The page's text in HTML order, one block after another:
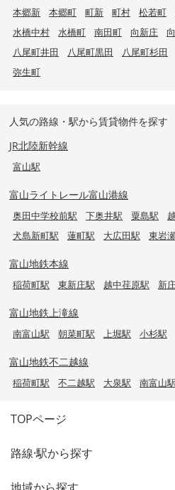
本郷新
本郷町 町新 町村 松若町
水橋中村
水橋町 南田町 向新庄
八尾町井田
八尾町黒田 八尾町杉田
弥生町
人気の路線・駅から賃貸物件を探す
JR北陸新幹線
富山駅
富山ライトレール富山港線
奥田中学校前駅 下奥井駅 粟島駅
犬島新町駅
蓮町駅 大広田駅 東岩
富山地鉄本線
稲荷町駅 東新庄駅 越中荏原駅 新
富山地鉄上滝線
南富山駅 朝菜町駅 上堀駅 小杉駅
富山地鉄不二越線
稲荷町駅 不二越駅 大泉駅 南富山駅
TOPページ
路線·駅から探す